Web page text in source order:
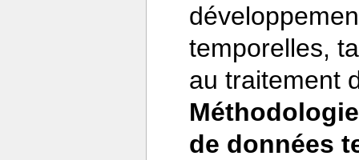
temporelles,
au traitement
de données